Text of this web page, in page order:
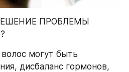
ПРОБЛЕМЫ
могут быть
дисбаланс гормонов,